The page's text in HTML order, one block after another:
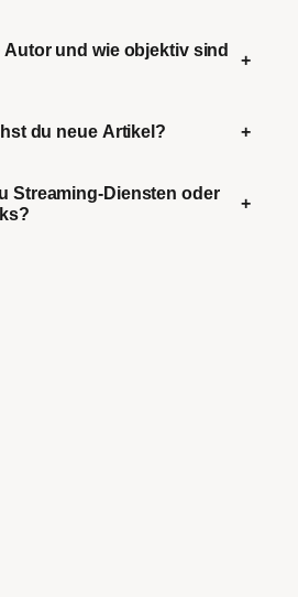
und wie objektiv sind
+
du neue Artikel? +
Streaming-Diensten oder
+